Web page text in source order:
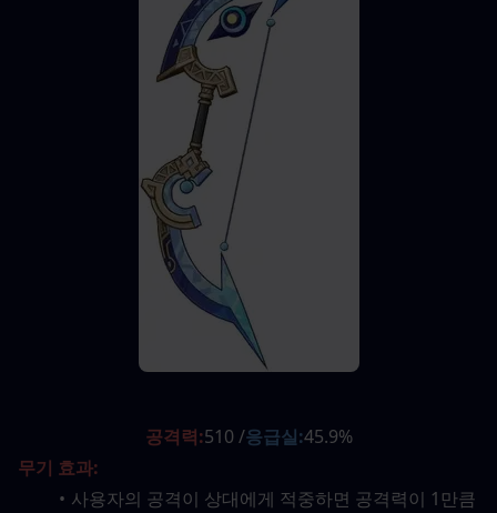
공격력:510 /응급실:45.9%
무기 효과:
사용자의 공격이 상대에게 적중하면 공격력이 1만큼